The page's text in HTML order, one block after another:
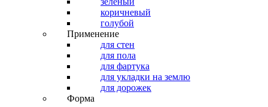
коричневый
голубой
Применение
для стен
для пола
для фартука
для укладки на землю
для дорожек
Форма